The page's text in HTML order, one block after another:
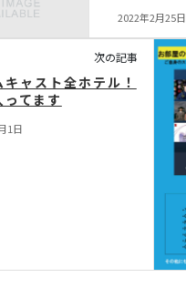
2022年2月25日
次の記事
キャスト全ホテル！
てます
1日